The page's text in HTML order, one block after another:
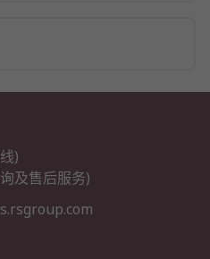
)
及售后服务)